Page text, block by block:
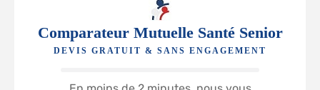
Comparateur Mutuelle Santé Senior
DEVIS GRATUIT & SANS ENGAGEMENT